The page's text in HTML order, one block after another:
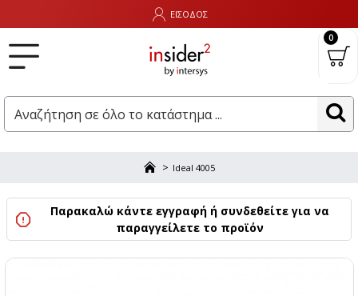
ΕΙΣΟΔΟΣ
0
Ideal 4005
Παρακαλώ κάντε εγγραφή ή συνδεθείτε για να
παραγγείλετε το προϊόν